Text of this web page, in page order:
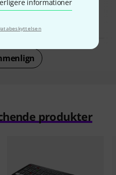
informationer
17.444 kr
produkter